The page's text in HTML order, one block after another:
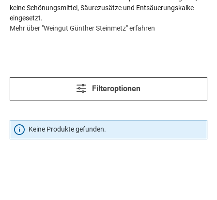
keine Schönungsmittel, Säurezusätze und Entsäuerungskalke
eingesetzt.
Mehr über "Weingut Günther Steinmetz" erfahren
Filteroptionen
Keine Produkte gefunden.